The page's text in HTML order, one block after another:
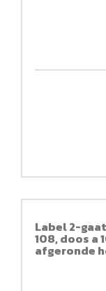
Label 2-
108, doos a
afgeronde